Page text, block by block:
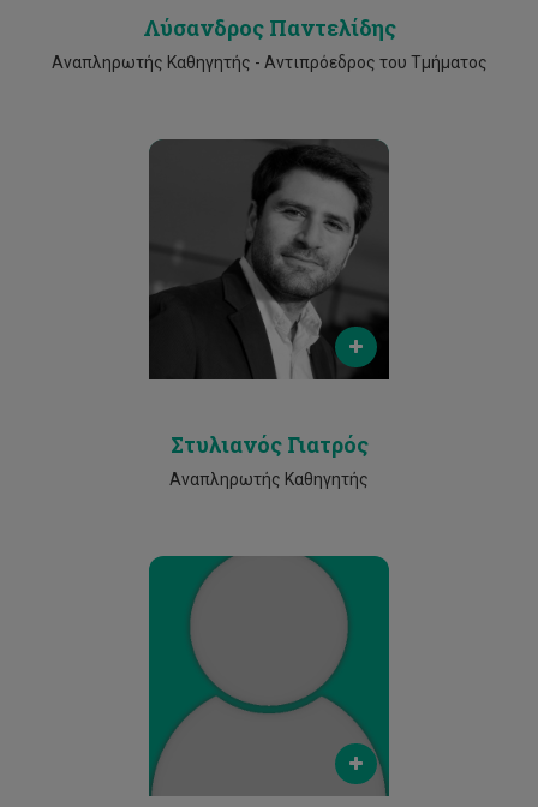
Λύσανδρος Παντελίδης
Αναπληρωτής Καθηγητής - Αντιπρόεδρος του Τμήματος
Email
stylianos.yiatros@cut.ac.cy
Phone
25002094
Στυλιανός Γιατρός
Αναπληρωτής Καθηγητής
elia.tantele@cut.ac.cy